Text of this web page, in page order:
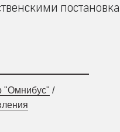
"Омнибус" /